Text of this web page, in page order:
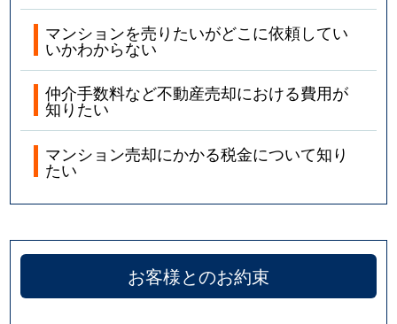
マンションを売りたいがどこに依頼してい
いかわからない
仲介手数料など不動産売却における費用が
知りたい
マンション売却にかかる税金について知り
たい
お客様とのお約束